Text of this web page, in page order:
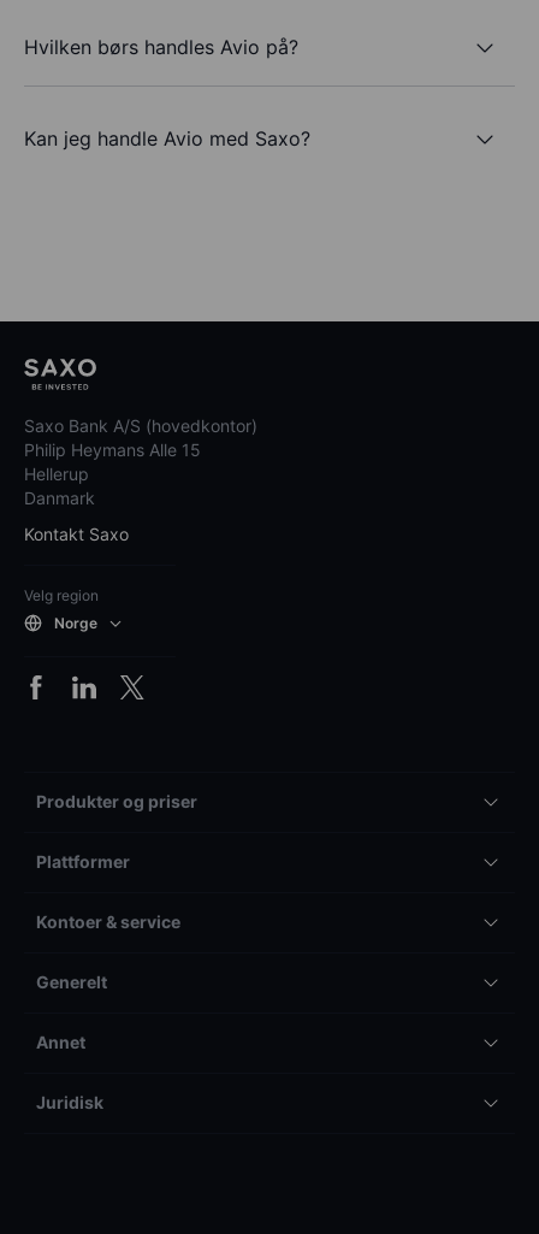
Hvilken børs handles Avio på?
Kan jeg handle Avio med Saxo?
Saxo Bank A/S (hovedkontor)
Philip Heymans Alle 15
Hellerup
Danmark
Kontakt Saxo
Velg region
Norge
Produkter og priser
Plattformer
Kontoer & service
Generelt
Annet
Juridisk